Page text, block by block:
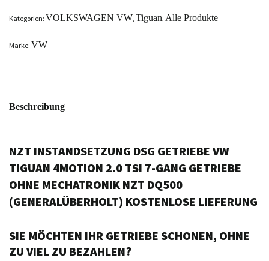
Kategorien: VOLKSWAGEN VW Tiguan Alle Produkte
Marke: VW
Beschreibung
NZT INSTANDSETZUNG DSG GETRIEBE VW
TIGUAN 4MOTION 2.0 TSI 7-GANG GETRIEBE
OHNE MECHATRONIK NZT DQ500
(GENERALÜBERHOLT) KOSTENLOSE LIEFERUNG
SIE MÖCHTEN IHR GETRIEBE SCHONEN, OHNE
ZU VIEL ZU BEZAHLEN?